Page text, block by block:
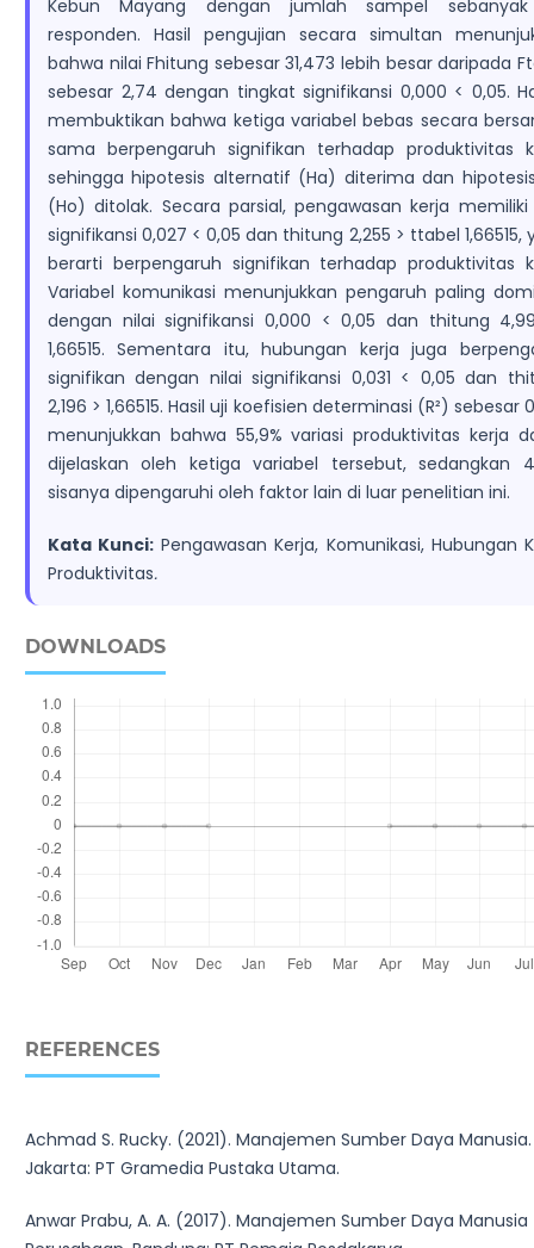
Kebun Mayang dengan jumlah sampel
responden. Hasil pengujian secara simultan
bahwa nilai Fhitung sebesar 31,473 lebih besar daripada
sebesar 2,74 dengan tingkat signifikansi 0,000 < 0,05.
membuktikan bahwa ketiga variabel bebas secara
sama berpengaruh signifikan terhadap produktivitas
sehingga hipotesis alternatif (Ha) diterima dan
(Ho) ditolak. Secara parsial, pengawasan kerja memiliki
signifikansi 0,027 < 0,05 dan thitung 2,255 > ttabel 1,66515,
berarti berpengaruh signifikan terhadap produktivitas
Variabel komunikasi menunjukkan pengaruh paling
dengan nilai signifikansi 0,000 < 0,05 dan thitung
1,66515. Sementara itu, hubungan kerja juga
signifikan dengan nilai signifikansi 0,031 < 0,05 dan
2,196 > 1,66515. Hasil uji koefisien determinasi (R²) sebesar
menunjukkan bahwa 55,9% variasi produktivitas kerja
dijelaskan oleh ketiga variabel tersebut, sedangkan
sisanya dipengaruhi oleh faktor lain di luar penelitian ini.
Kata Kunci: Pengawasan Kerja, Komunikasi, Hubungan
Produktivitas.
DOWNLOADS
REFERENCES
Achmad S. Rucky. (2021). Manajemen Sumber Daya Manusia.
Jakarta: PT Gramedia Pustaka Utama.
Anwar Prabu, A. A. (2017). Manajemen Sumber Daya Manusia